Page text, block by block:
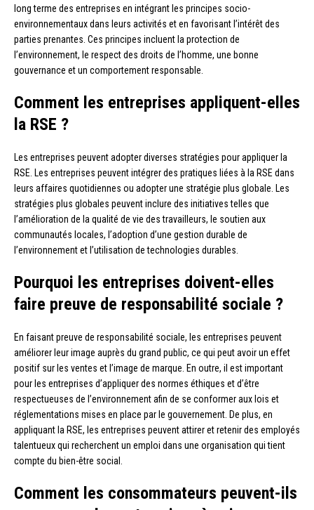
long terme des entreprises en intégrant les principes socio-
environnementaux dans leurs activités et en favorisant l’intérêt des
parties prenantes. Ces principes incluent la protection de
l’environnement, le respect des droits de l’homme, une bonne
gouvernance et un comportement responsable.
Comment les entreprises appliquent-elles
la RSE ?
Les entreprises peuvent adopter diverses stratégies pour appliquer la
RSE. Les entreprises peuvent intégrer des pratiques liées à la RSE dans
leurs affaires quotidiennes ou adopter une stratégie plus globale. Les
stratégies plus globales peuvent inclure des initiatives telles que
l’amélioration de la qualité de vie des travailleurs, le soutien aux
communautés locales, l’adoption d’une gestion durable de
l’environnement et l’utilisation de technologies durables.
Pourquoi les entreprises doivent-elles
faire preuve de responsabilité sociale ?
En faisant preuve de responsabilité sociale, les entreprises peuvent
améliorer leur image auprès du grand public, ce qui peut avoir un effet
positif sur les ventes et l’image de marque. En outre, il est important
pour les entreprises d’appliquer des normes éthiques et d’être
respectueuses de l’environnement afin de se conformer aux lois et
réglementations mises en place par le gouvernement. De plus, en
appliquant la RSE, les entreprises peuvent attirer et retenir des employés
talentueux qui recherchent un emploi dans une organisation qui tient
compte du bien-être social.
Comment les consommateurs peuvent-ils